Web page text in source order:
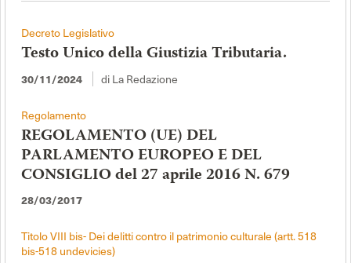
Decreto Legislativo
Testo Unico della Giustizia Tributaria.
30/11/2024 di La Redazione
Regolamento
REGOLAMENTO (UE) DEL
PARLAMENTO EUROPEO E DEL
CONSIGLIO del 27 aprile 2016 N. 679
28/03/2017
Titolo VIII bis- Dei delitti contro il patrimonio culturale (artt. 518
bis-518 undevicies)